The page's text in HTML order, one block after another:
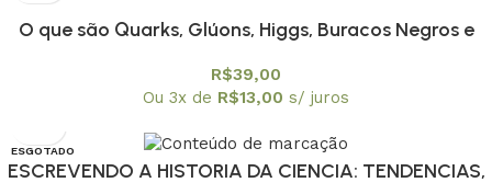
O que são Quarks, Glúons, Higgs, Buracos Negros e
R$39,00
Ou 3x de R$13,00 s/ juros
ESGOTADO
ESCREVENDO A HISTORIA DA CIENCIA: TENDENCIAS,